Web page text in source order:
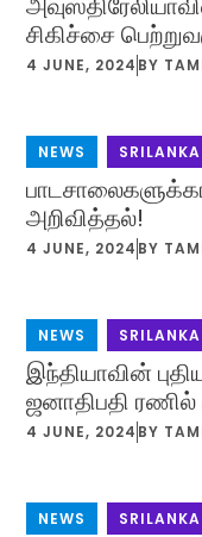
சிகிச்சை
4 JUNE, 2024 BY
NEWS
அறிவித்தல்!
4 JUNE, 2024 BY
NEWS
இந்தியாவின்
ஜனாதிபதி
4 JUNE, 2024 BY
NEWS